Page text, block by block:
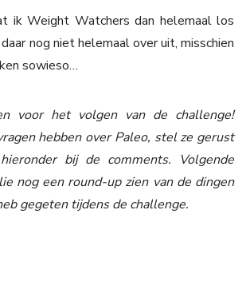
ik Weight Watchers dan helemaal los
nog niet helemaal over uit, misschien
sowieso…
voor het volgen van de challenge!
hebben over Paleo, stel ze gerust
bij de comments. Volgende
nog een round-up zien van de dingen
gegeten tijdens de challenge.